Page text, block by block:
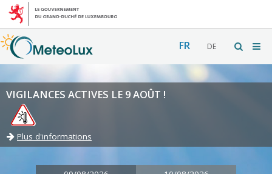
FR DE
VIGILANCES ACTIVES LE 9 AOÛT !
Plus d'informations